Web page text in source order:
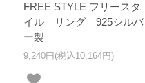
FREE STYLE フリースタ
イル リング 925シルバ
ー製
9,240円(税込10,164円)